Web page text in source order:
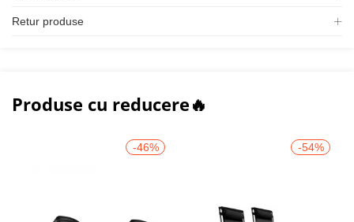
Retur produse
Produse cu reducere🔥
-46% -54%